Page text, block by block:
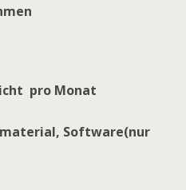
pro Monat
Software(nur